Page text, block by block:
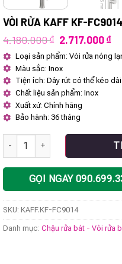
VÒI RỬA KAFF KF-FC9014
4.180.000₫ Giá
gốc
là:
4.180.000 ₫.
2.717.000₫Giá
Loại sản phẩm: Vòi rửa nóng
Màu sắc: Inox
Tiện ích: Dây rút có thể kéo dài
Chất liệu sản phẩm: Inox
Xuất xứ: Chính hãng
Bảo hành: 36 tháng
Vòi rửa KAFF KF-FC9014 số
GỌI NGAY
SKU: KAFF.KF-FC9014
Danh mục: Chậu rửa bát - Vòi rửa